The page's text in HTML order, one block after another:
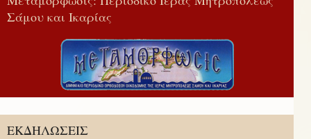
Σάμου και Ικαρίας
ΕΚΔΗΛΩΣΕΙΣ